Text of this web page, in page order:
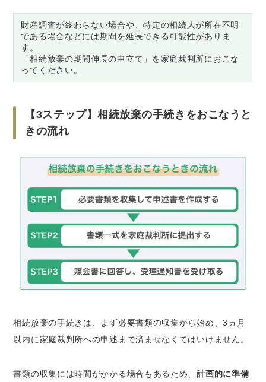
財産調査が終わらない場合や、特定の相続人が所在不明
である場合などには期間を延長できる可能性がありま
す。
「相続放棄の期間伸長の申立て」を家庭裁判所におこな
ってください。
【3ステップ】相続放棄の手続きをおこなうと
きの流れ
相続放棄の手続きは、まず必要書類の収集から始め、3ヵ月
以内に家庭裁判所への申述まで済ませなくてはいけません。
書類の収集には時間がかかる場合もあるため、計画的に準備